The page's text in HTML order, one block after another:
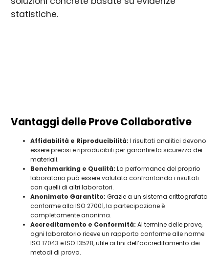
statistiche.
Vantaggi delle Prove Collaborative
Affidabilità e Riproducibilità: I risultati analitici devono
essere precisi e riproducibili per garantire la sicurezza dei
materiali.
Benchmarking e Qualità: La performance del proprio
laboratorio può essere valutata confrontando i risultati
con quelli di altri laboratori.
Anonimato Garantito: Grazie a un sistema crittografato
conforme alla ISO 27001, la partecipazione è
completamente anonima.
Accreditamento e Conformità: Al termine delle prove,
ogni laboratorio riceve un rapporto conforme alle norme
ISO 17043 e ISO 13528, utile ai fini dell’accreditamento dei
metodi di prova.